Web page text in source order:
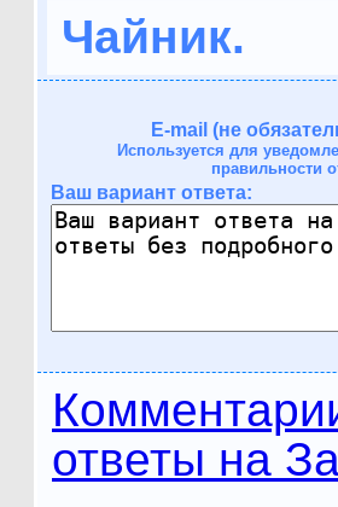
Чайник.
E-mail (не
Используется для
правильности
Ваш вариант ответа:
ответы на